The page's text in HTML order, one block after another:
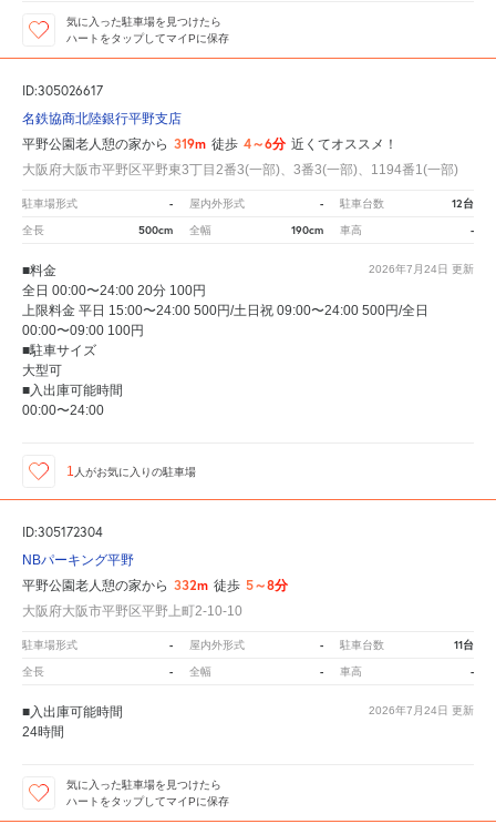
気に入った駐車場を見つけたら
ハートをタップしてマイPに保存
ID:305026617
名鉄協商北陸銀行平野支店
平野公園老人憩の家から 319m 徒歩 4～6分 近くてオススメ！
大阪府大阪市平野区平野東3丁目2番3(一部)、3番3(一部)、1194番1(一部)
駐車場形式 - 屋内外形式 - 駐車台数 12台
全長 500cm 全幅 190cm 車高 -
2026年7月24日 更新
■料金
全日 00:00〜24:00 20分 100円
上限料金 平日 15:00〜24:00 500円/土日祝 09:00〜24:00 500円/全日
00:00〜09:00 100円
■駐車サイズ
大型可
■入出庫可能時間
00:00〜24:00
1 人がお気に入りの駐車場
ID:305172304
NBパーキング平野
平野公園老人憩の家から 332m 徒歩 5～8分
大阪府大阪市平野区平野上町2-10-10
駐車場形式 - 屋内外形式 - 駐車台数 11台
全長 - 全幅 - 車高 -
2026年7月24日 更新
■入出庫可能時間
24時間
気に入った駐車場を見つけたら
ハートをタップしてマイPに保存